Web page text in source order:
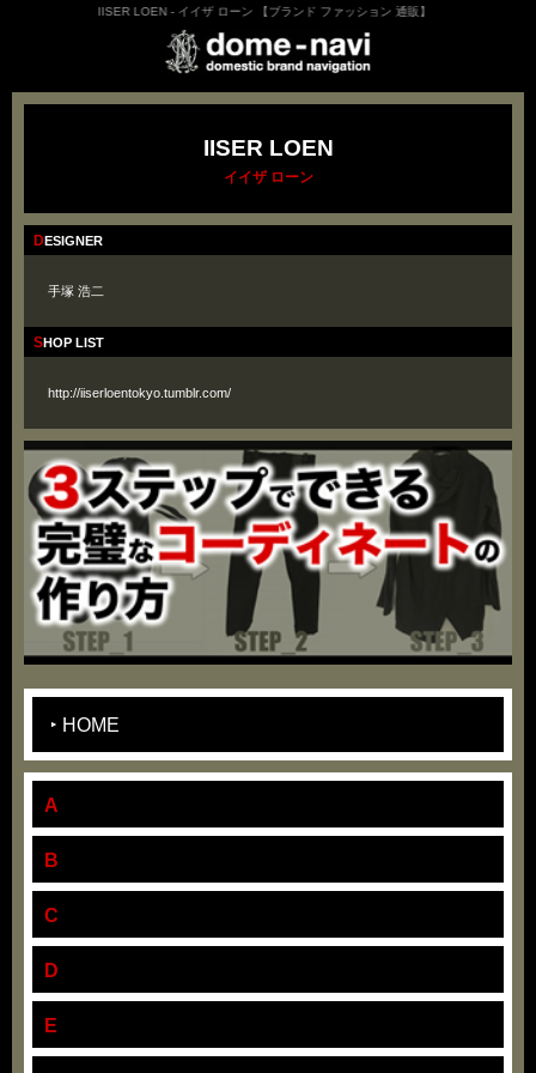
IISER LOEN - イイザ ローン 【ブランド ファッション 通販】
IISER LOEN
イイザ ローン
DESIGNER
手塚 浩二
SHOP LIST
http://iiserloentokyo.tumblr.com/
HOME
A
B
C
D
E